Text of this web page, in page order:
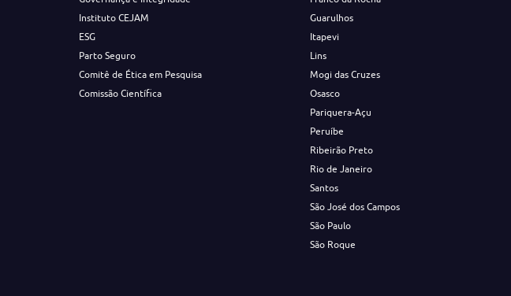
Instituto CEJAM
ESG
Parto Seguro
Comitê de Ética em Pesquisa
Comissão Científica
Guarulhos
Itapevi
Lins
Mogi das Cruzes
Osasco
Pariquera-Açu
Peruíbe
Ribeirão Preto
Rio de Janeiro
Santos
São José dos Campos
São Paulo
São Roque